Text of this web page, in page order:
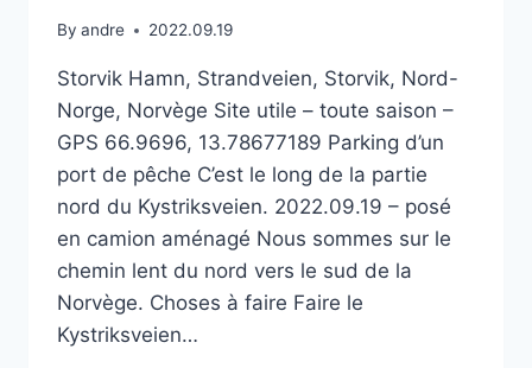
By andre 2022.09.19
Storvik Hamn, Strandveien, Storvik, Nord-
Norge, Norvège Site utile – toute saison –
GPS 66.9696, 13.78677189 Parking d’un
port de pêche C’est le long de la partie
nord du Kystriksveien. 2022.09.19 – posé
en camion aménagé Nous sommes sur le
chemin lent du nord vers le sud de la
Norvège. Choses à faire Faire le
Kystriksveien…